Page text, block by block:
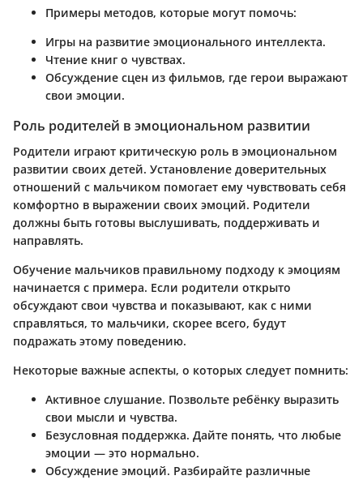
Примеры методов, которые могут помочь:
Игры на развитие эмоционального интеллекта.
Чтение книг о чувствах.
Обсуждение сцен из фильмов, где герои выражают
свои эмоции.
Роль родителей в эмоциональном развитии
Родители играют критическую роль в эмоциональном
развитии своих детей. Установление доверительных
отношений с мальчиком помогает ему чувствовать себя
комфортно в выражении своих эмоций. Родители
должны быть готовы выслушивать, поддерживать и
направлять.
Обучение мальчиков правильному подходу к эмоциям
начинается с примера. Если родители открыто
обсуждают свои чувства и показывают, как с ними
справляться, то мальчики, скорее всего, будут
подражать этому поведению.
Некоторые важные аспекты, о которых следует помнить:
Активное слушание. Позвольте ребёнку выразить
свои мысли и чувства.
Безусловная поддержка. Дайте понять, что любые
эмоции — это нормально.
Обсуждение эмоций. Разбирайте различные